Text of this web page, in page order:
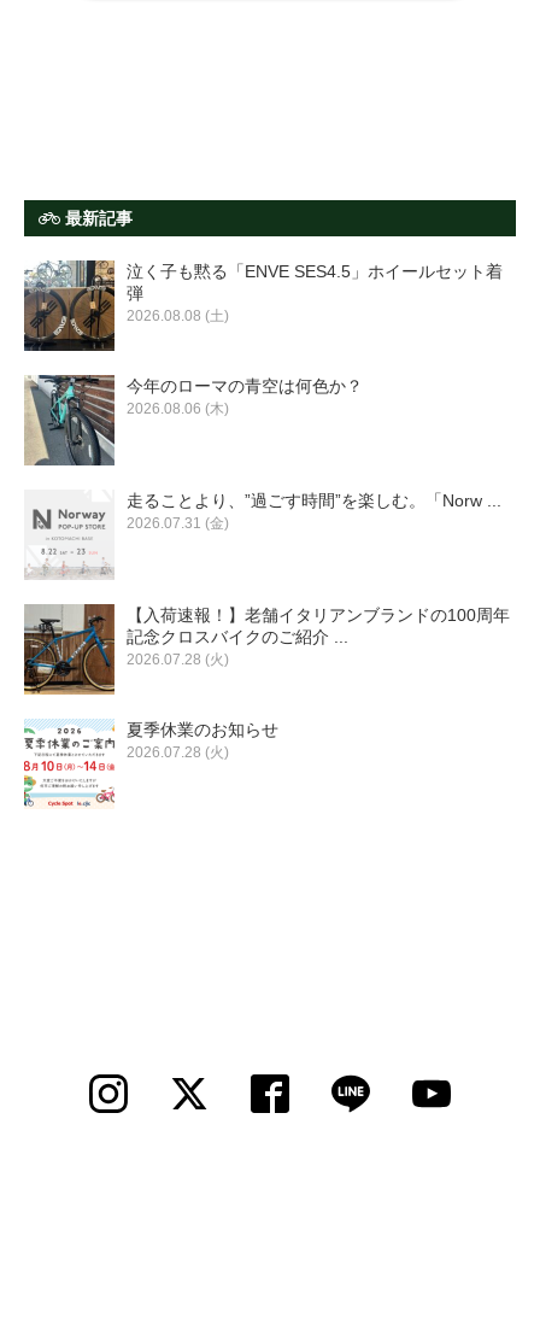
最新記事
泣く子も黙る「ENVE SES4.5」ホイールセット着
弾
2026.08.08 (土)
今年のローマの青空は何色か？
2026.08.06 (木)
走ることより、”過ごす時間”を楽しむ。「Norw ...
2026.07.31 (金)
【入荷速報！】老舗イタリアンブランドの100周年
記念クロスバイクのご紹介 ...
2026.07.28 (火)
夏季休業のお知らせ
2026.07.28 (火)